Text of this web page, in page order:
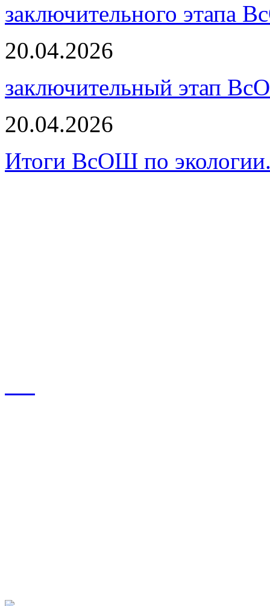
заключительного этапа
20.04.2026
заключительный этап
20.04.2026
Итоги ВсОШ по